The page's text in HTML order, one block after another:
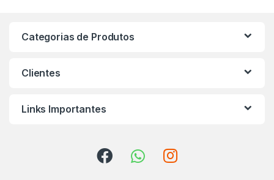
Categorias de Produtos
Clientes
Links Importantes